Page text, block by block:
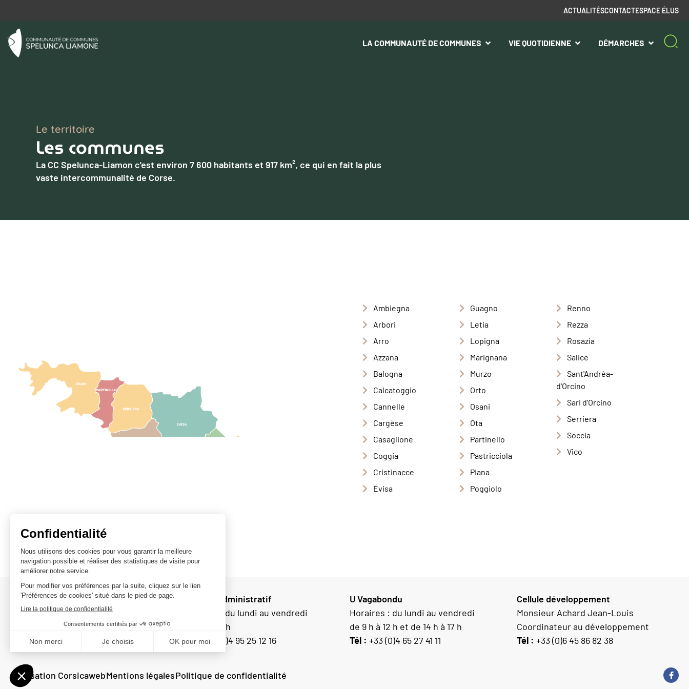
ACTUALITÉSCONTACTESPACE ÉLUS
LA COMMUNAUTÉ DE COMMUNES VIE QUOTIDIENNE DÉMARCHES
Le territoire
Les communes
La CC Spelunca-Liamon c'est environ 7 600 habitants et 917 km², ce qui en fait la plus
vaste intercommunalité de Corse.
Ambiegna
Arbori
Arro
Azzana
Balogna
Calcatoggio
Cannelle
Cargèse
Casaglione
Coggia
Cristinacce
Évisa
Guagno
Letia
Lopigna
Marignana
Murzo
Orto
Osani
Ota
Partinello
Pastricciola
Piana
Poggiolo
Renno
Rezza
Rosazia
Salice
Sant'Andréa-
d'Orcino
Sari d'Orcino
Serriera
Soccia
Vico
20160 VICO
Service Administratif
Horaires : du lundi au vendredi
de 9 h à 12 h
Tél :+33 (0)4 95 25 12 16
U Vagabondu
Horaires : du lundi au vendredi
de 9 h à 12 h et de 14 h à 17 h
Tél : +33 (0)4 65 27 41 11
Cellule développement
Monsieur Achard Jean-Louis
Coordinateur au développement
Tél : +33 (0)6 45 86 82 38
Réalisation CorsicawebMentions légalesPolitique de confidentialité